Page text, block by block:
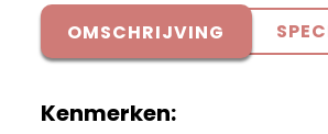
OMSCHRIJVING
Kenmerken: